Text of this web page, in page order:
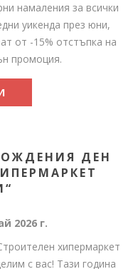
намаления за всички
уикенда през юни,
от -15% отстъпка на
промоция.
ДЕН
2026 г.
хипермаркет
с вас! Тази година